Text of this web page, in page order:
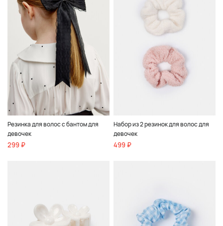
Резинка для волос с бантом для
девочек
299 ₽
Набор из 2 резинок для волос для
девочек
499 ₽